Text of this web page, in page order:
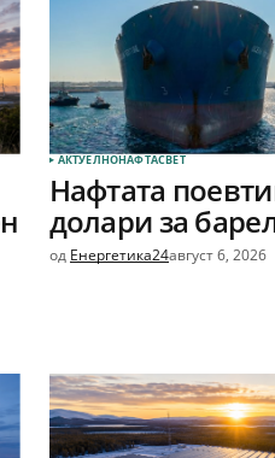
АКТУЕЛНОНАФТАСВЕТ
Нафтата
долари за
од Енергетика24август 6, 2026